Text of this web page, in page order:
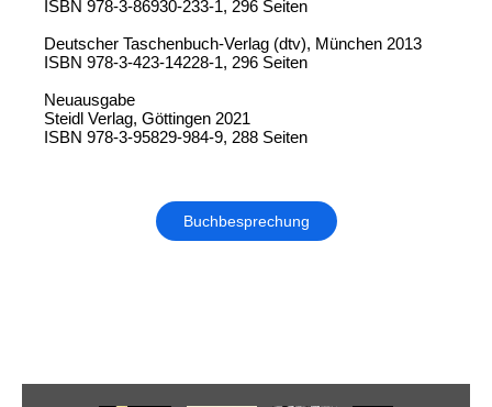
ISBN 978-3-86930-233-1, 296 Seiten
Deutscher Taschenbuch-Verlag (dtv), München 2013
ISBN 978-3-423-14228-1, 296 Seiten
Neuausgabe
Steidl Verlag, Göttingen 2021
ISBN 978-3-95829-984-9, 288 Seiten
Buchbesprechung